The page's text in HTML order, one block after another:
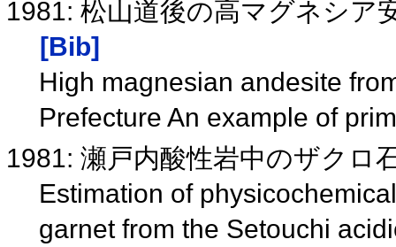
1981: 松山道後の高マグネシア
[Bib]
High magnesian andesite
Prefecture An example of
1981: 瀬戸内酸性岩中のザクロ
Estimation of
garnet from the Setouchi